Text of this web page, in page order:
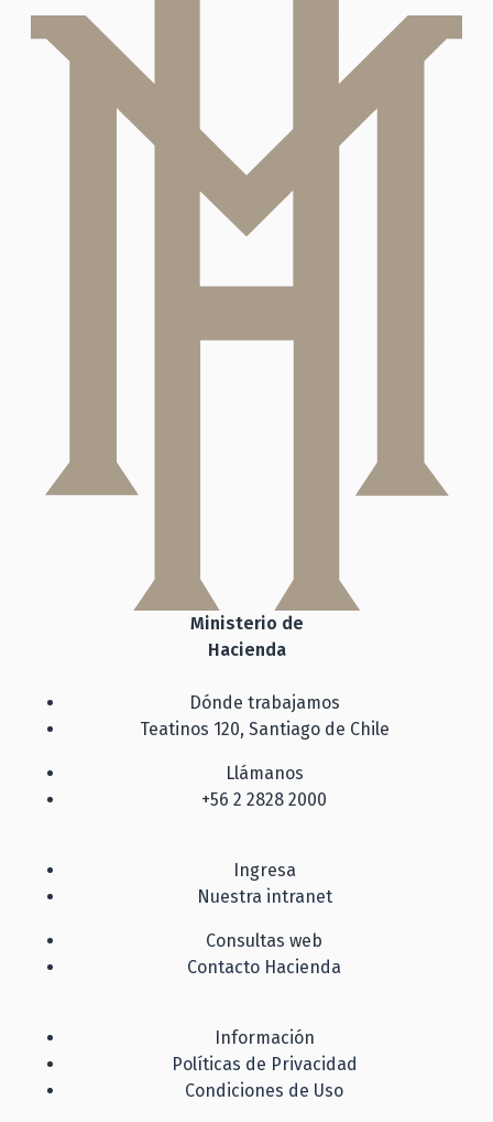
Ministerio de
Hacienda
Dónde trabajamos
Teatinos 120, Santiago de Chile
Llámanos
+56 2 2828 2000
Ingresa
Nuestra intranet
Consultas web
Contacto Hacienda
Información
Políticas de Privacidad
Condiciones de Uso